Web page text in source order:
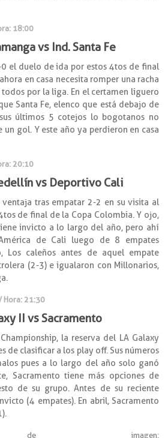
18:00
vs Ind. Santa Fe
el duelo de ida por estos 4tos de final
en casa necesita romper una racha
por la liga. En el certamen liguero
Santa Fe, elenco que está debajo de
últimos 5 cotejos lo bogotanos no
gol. Y este año ya perdieron en casa
20:10
vs Deportivo Cali
tras empatar 2-2 en su visita al
de final de la Copa Colombia. Y ojo,
invicto a lo largo del año, pero ahí
de Cali luego de 8 empates
Los caleños antes de aquel empate
(2-3) e igualaron con Millonarios,
Hora: 21:30
II vs Sacramento
la reserva del LA Galaxy
de clasificar a los play off. Sus números
pues a lo largo del año solo ganó
Sacramento tiene más opciones de
de su grupo. Antes de su reciente
(4 empates). En abril, Sacramento
de imagen: